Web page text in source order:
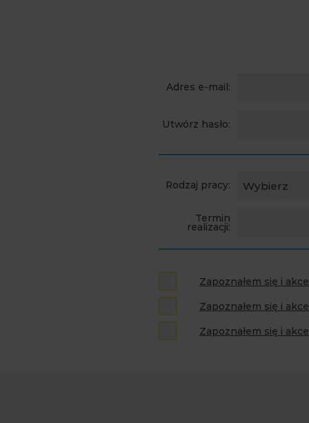
Adres e-mail:
Utwórz hasło:
Rodzaj pracy: Wybierz
Termin
realizacji:
Zapoznałem się i
Zapoznałem się i
Zapoznałem się i